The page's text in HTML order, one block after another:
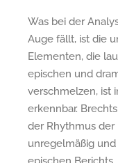
Was bei der
Auge fällt, ist die
Elementen, die
epischen und
verschmelzen, ist
erkennbar.
der Rhythmus
unregelmäßig